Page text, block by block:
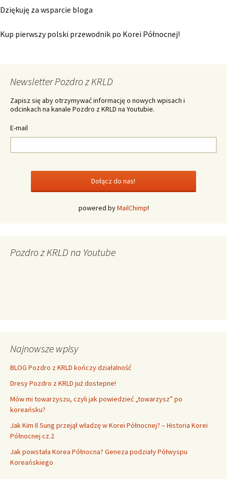
Dziękuję za wsparcie bloga
Kup pierwszy polski przewodnik po Korei Północnej!
Newsletter Pozdro z KRLD
Zapisz się aby otrzymywać informację o nowych wpisach i
odcinkach na kanale Pozdro z KRLD na Youtubie.
E-mail
powered byMailChimp!
Pozdro z KRLD na Youtube
Najnowsze wpisy
BLOG Pozdro z KRLD kończy działalność
Dresy Pozdro z KRLD już dostepne!
Mów mi towarzyszu, czyli jak powiedzieć „towarzysz” po
koreańsku?
Jak Kim Il Sung przejął władzę w Korei Północnej? – Historia Korei
Północnej cz.2
Jak powstała Korea Północna? Geneza podziały Półwyspu
Koreańskiego